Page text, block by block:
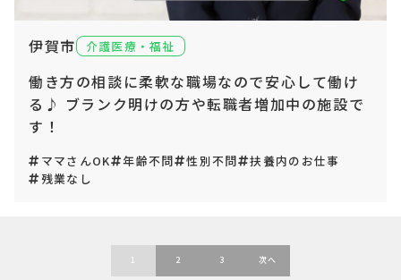
伊賀市 介護医療・福祉
働き方の相談に柔軟な職場なので安心して働け
る♪ ブランク明けの方や転職者増加中の施設で
す！
ママさんOK 年齢不問 性別不問
扶養内のお仕事
残業なし
1 2 3 次へ